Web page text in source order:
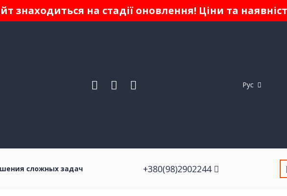
знаходиться на стадії оновлення! Ціни та
сложных задач +380(98)2902244